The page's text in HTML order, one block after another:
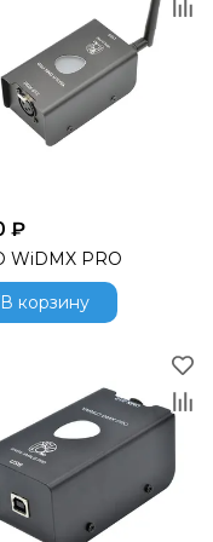
₽
WiDMX PRO
В корзину